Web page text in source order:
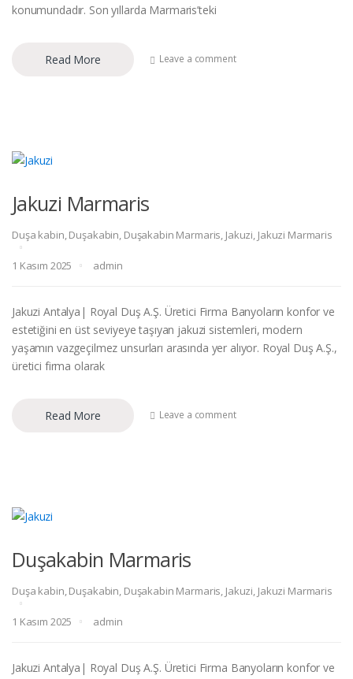
konumundadır. Son yıllarda Marmaris’teki
Read More Leave a comment
Jakuzi Marmaris
Duşa kabin,Duşakabin, Duşakabin Marmaris, Jakuzi, Jakuzi Marmaris
1 Kasım 2025 admin
Jakuzi Antalya| Royal Duş A.Ş. Üretici Firma Banyoların konfor ve
estetiğini en üst seviyeye taşıyan jakuzi sistemleri, modern
yaşamın vazgeçilmez unsurları arasında yer alıyor. Royal Duş A.Ş.,
üretici firma olarak
Read More Leave a comment
Duşakabin Marmaris
Duşa kabin,Duşakabin, Duşakabin Marmaris, Jakuzi, Jakuzi Marmaris
1 Kasım 2025 admin
Jakuzi Antalya| Royal Duş A.Ş. Üretici Firma Banyoların konfor ve